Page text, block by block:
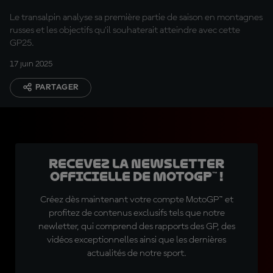
au Championnat »
Le transalpin analyse sa première partie de saison en montagnes
russes et les objectifs qu'il souhaterait atteindre avec cette
GP25.
17 juin 2025
PARTAGER
Recevez la Newsletter
officielle de MotoGP™ !
Créez dès maintenant votre compte MotoGP™ et
profitez de contenus exclusifs tels que notre
newletter, qui comprend des rapports des GP, des
vidéos exceptionnelles ainsi que les dernières
actualités de notre sport.